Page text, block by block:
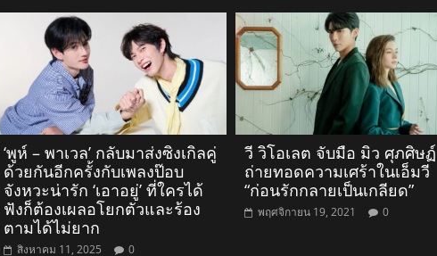
‘พูห์ – พาเวล’ กลับมาส่งซิงเกิลคู่
ด้วยกันอีกครั้งกับเพลงป๊อบ
จังหวะน่ารัก ‘เอาอยู่’ ที่ใครได้
ฟังก็ต้องเผลอโยกตัวและร้อง
ตามได้ไม่ยาก
สิงหาคม 11, 2025 0
วี วิโอเลต จับมือ มิว ศุภศิษฏ์
ถ่ายทอดความเศร้าในเอ็มวี
“ก่อนรักกลายเป็นเกลียด”
พฤศจิกายน 19, 2021 0